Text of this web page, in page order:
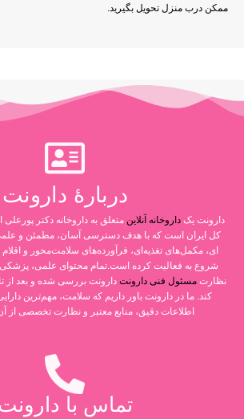
ممکن درب منزل تحویل بگیرید.
دربارۀ دارونت
دارونت یکداروخانه آنلاین متعلق به داروخانه دکتر
کل ایران است که با هدف دسترسی آسان، مطمئن و
شروع به فعالیت کرده است.تمام محتوای علمی،
نظارتمسئول فنی دارونت دارونت بررسی شده و بعد از
کند. ما در دارونت باور داریم که سلامت، مهم‌ترین
اطلاعات دقیق، منابع معتبر و نظارت تخصصی
تماس با